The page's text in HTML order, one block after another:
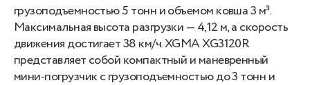
грузоподъемностью 5 тонн и объемом ковша 3 м³.
Максимальная высота разгрузки — 4,12 м, а скорость
движения достигает 38 км/ч. XGMA XG3120R
представляет собой компактный и маневренный
мини-погрузчик с грузоподъемностью до 3 тонн и